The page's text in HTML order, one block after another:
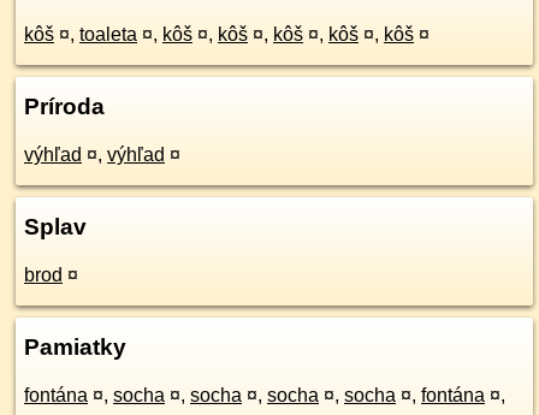
kôš ¤, toaleta ¤, kôš ¤, kôš ¤, kôš ¤, kôš ¤, kôš ¤
Príroda
výhľad ¤, výhľad ¤
Splav
brod ¤
Pamiatky
fontána ¤, socha ¤, socha ¤, socha ¤, socha ¤, fontána ¤,